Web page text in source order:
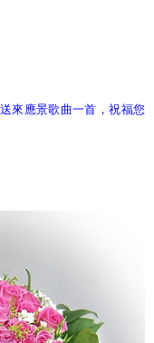
來應景歌曲一首，祝福您